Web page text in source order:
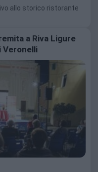
allo storico ristorante
a Riva Ligure
Veronelli